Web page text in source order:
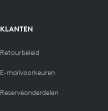
KLANTEN
Retourbeleid
E-mailvoorkeuren
Reserveonderdelen